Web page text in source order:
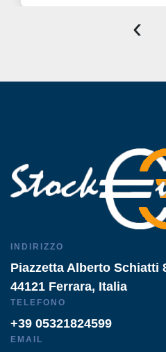
‹
INDIRIZZO
Piazzetta Alberto Schiatti
44121 Ferrara, Italia
TELEFONO
+39 05321824599
EMAIL